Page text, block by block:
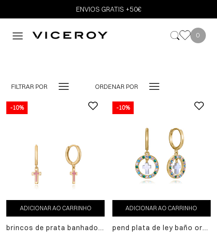
ENVIOS GRATIS +50€
0
FILTRAR POR ORDENAR POR
-10%
ADICIONAR AO CARRINHO
brincos de prata banhados
-10%
ADICIONAR AO CARRINHO
pend plata de ley baño oro